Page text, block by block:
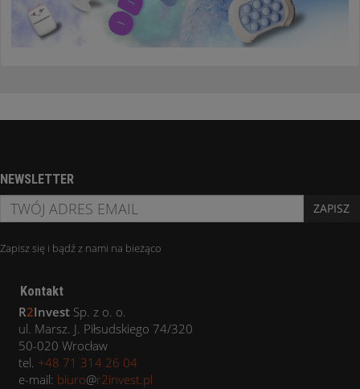
NEWSLETTER
ZAPISZ
Zapisz się i bądź z nami na bieżąco
Kontakt
R2Invest Sp. z o. o.
ul. Marsz. J. Piłsudskiego 74/320
50-020 Wrocław
tel. +48 71 314 26 04
e-mail: biuro@r2invest.pl